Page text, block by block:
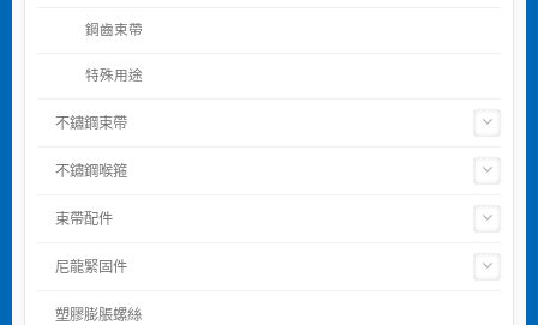
鋼齒束帶
特殊用途
不鏽鋼束帶
不鏽鋼喉箍
束帶配件
尼龍緊固件
塑膠膨脹螺絲